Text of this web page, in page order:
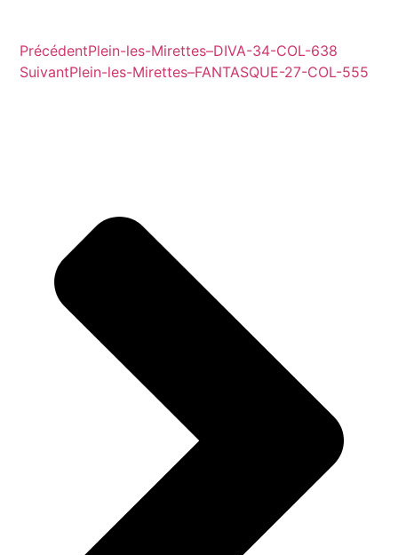
PrécédentPlein-les-Mirettes–DIVA-34-COL-638
SuivantPlein-les-Mirettes–FANTASQUE-27-COL-555